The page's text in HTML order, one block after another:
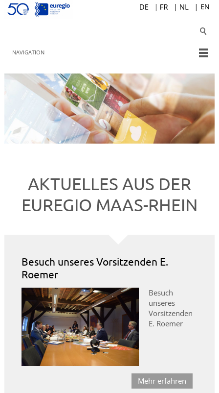
NAVIGATION
AKTUELLES AUS DER
EUREGIO MAAS-RHEIN
Besuch unseres Vorsitzenden E.
Roemer
Besuch
unseres
Vorsitzenden
E. Roemer
Mehr erfahren